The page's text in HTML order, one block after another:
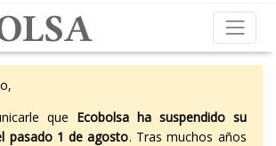
que Ecobolsa ha suspendido su
pasado 1 de agosto. Tras muchos años